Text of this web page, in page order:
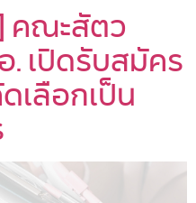
คณะสัตว
เปิดรับสมัคร
เลือกเป็น